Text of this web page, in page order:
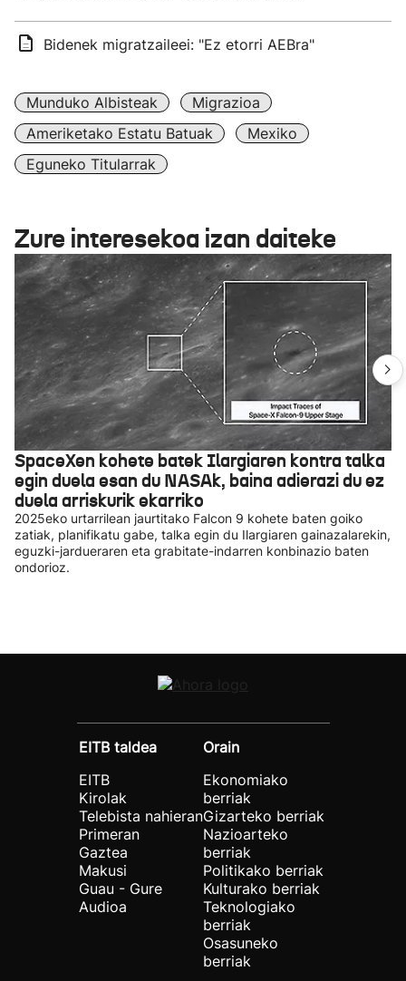
Bidenek migratzaileei: "Ez etorri AEBra"
Munduko Albisteak
Migrazioa
Ameriketako Estatu Batuak
Mexiko
Eguneko Titularrak
Zure interesekoa izan daiteke
SpaceXen kohete batek Ilargiaren kontra talka
egin duela esan du NASAk, baina adierazi du ez
duela arriskurik ekarriko
2025eko urtarrilean jaurtitako Falcon 9 kohete baten goiko
zatiak, planifikatu gabe, talka egin du Ilargiaren gainazalarekin,
eguzki-jardueraren eta grabitate-indarren konbinazio baten
ondorioz.
EITB taldea
EITB
Kirolak
Telebista nahieran
Primeran
Gaztea
Makusi
Guau - Gure
Audioa
Orain
Ekonomiako
berriak
Gizarteko berriak
Nazioarteko
berriak
Politikako berriak
Kulturako berriak
Teknologiako
berriak
Osasuneko
berriak